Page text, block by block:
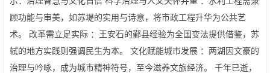
顾功能与审美，如苏堤的实用与诗意，将市政工程升华为公共艺
术。 改革需立足实际 ：王安石的鄞县经验为全国变法提供借鉴，苏
轼的地方实践则强调民生为本。 文化赋能城市发展 ：两湖因文豪的
治理与吟咏，成为城市精神符号，至今滋养文旅经济。 千年已逝，